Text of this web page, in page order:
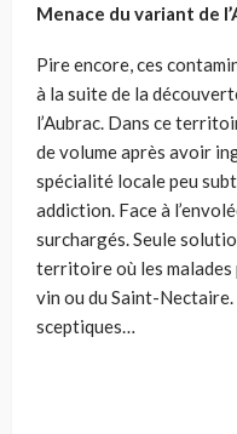
Menace du variant de
Pire encore, ces
à la suite de la
l’Aubrac. Dans ce
de volume après avoir
spécialité locale peu
addiction. Face à
surchargés. Seule
territoire où les
vin ou du Saint-
sceptiques…